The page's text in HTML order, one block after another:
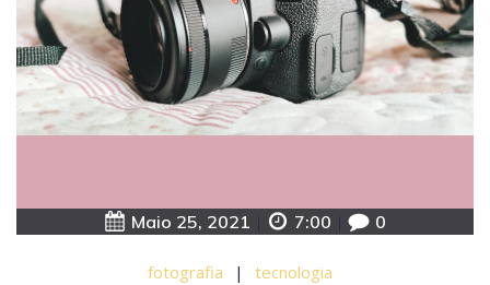
Maio 25, 2021 7:00 0
fotografia | tecnologia